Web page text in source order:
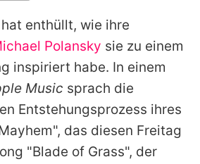
auf Promiflash
Jobs
runterladen
Team
Richtlinien
enthüllt, wie ihre
Polansky sie zu einem
inspiriert habe. In einem
Music sprach die
Entstehungsprozess ihres
das diesen Freitag
"Blade of Grass", der